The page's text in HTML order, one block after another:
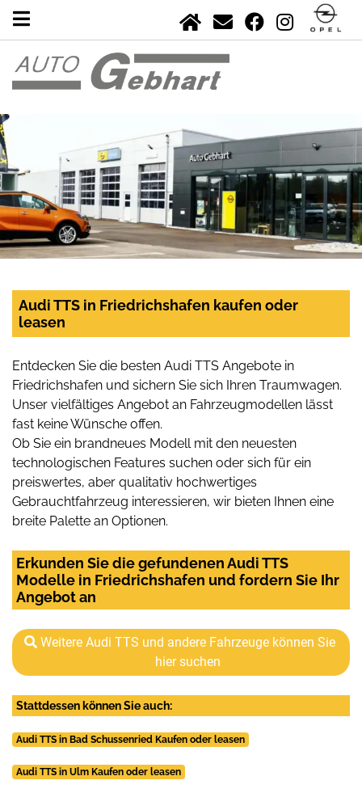
Audi TTS in Friedrichshafen kaufen oder
leasen
Entdecken Sie die besten Audi TTS Angebote in
Friedrichshafen und sichern Sie sich Ihren Traumwagen.
Unser vielfältiges Angebot an Fahrzeugmodellen lässt
fast keine Wünsche offen.
Ob Sie ein brandneues Modell mit den neuesten
technologischen Features suchen oder sich für ein
preiswertes, aber qualitativ hochwertiges
Gebrauchtfahrzeug interessieren, wir bieten Ihnen eine
breite Palette an Optionen.
Erkunden Sie die gefundenen Audi TTS
Modelle in Friedrichshafen und fordern Sie Ihr
Angebot an
Weitere Audi TTS und andere Fahrzeuge können Sie
hier suchen
Stattdessen können Sie auch:
Audi TTS in Bad Schussenried Kaufen oder leasen
Audi TTS in Ulm Kaufen oder leasen